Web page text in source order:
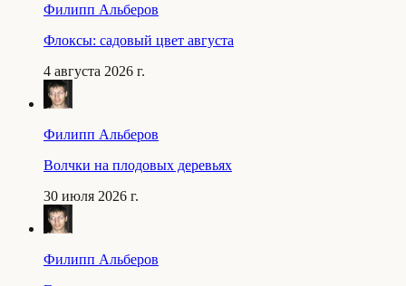
Филипп Альберов
Флоксы: садовый цвет августа
4 августа 2026 г.
Филипп Альберов
Волчки на плодовых деревьях
30 июля 2026 г.
Филипп Альберов